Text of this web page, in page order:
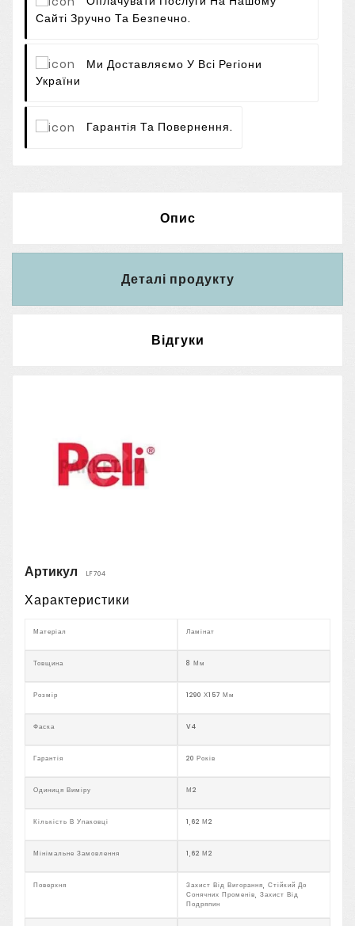
Сайті Зручно Та Безпечно.
Ми Доставляємо У Всі Регіони
України
Гарантія Та Повернення.
Опис
Деталі продукту
Відгуки
Артикул LF704
Характеристики
Матеріал Ламінат
Товщина 8 Мм
Розмір 1290 Х157 Мм
Фаска V4
Гарантія 20 Років
Одиниця Виміру М2
Кількість В Упаковці 1,62 М2
Мінімальне Замовлення 1,62 М2
Поверхня
Захист Від Вигорання, Стійкий До
Сонячних Променів, Захист Від
Подряпин